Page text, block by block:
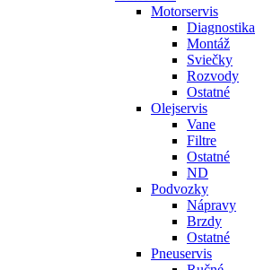
Motorservis
Diagnostika
Montáž
Sviečky
Rozvody
Ostatné
Olejservis
Vane
Filtre
Ostatné
ND
Podvozky
Nápravy
Brzdy
Ostatné
Pneuservis